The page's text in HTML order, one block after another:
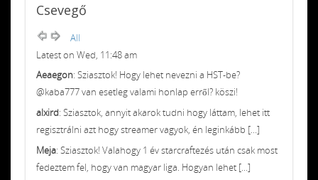
Csevegő
All
Latest on Wed, 11:48 am
Aeaegon: Sziasztok! Hogy lehet nevezni a HST-be?
@kaba777 van esetleg valami honlap erről? köszi!
alxird: Sziasztok, annyit akarok tudni hogy láttam, lehet itt
regisztrálni azt hogy streamer vagyok, én leginkább [...]
Meja: Sziasztok! Valahogy 1 év starcraftezés után csak most
fedeztem fel, hogy van magyar liga. Hogyan lehet [...]